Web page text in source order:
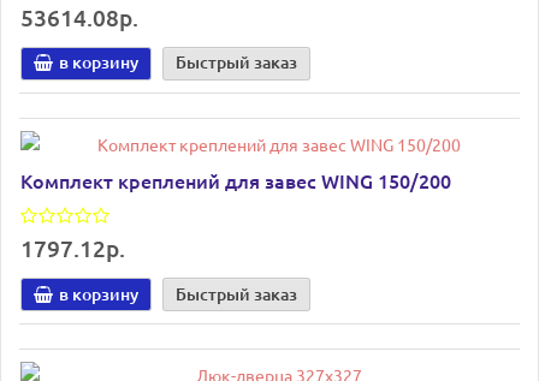
53614.08р.
в корзину Быстрый заказ
Комплект креплений для завес WING 150/200
1797.12р.
в корзину Быстрый заказ